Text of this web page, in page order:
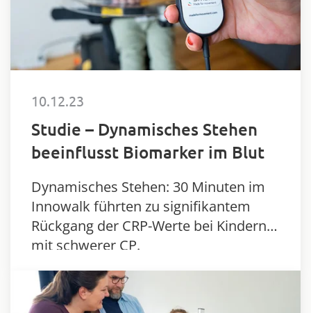
10.12.23
Studie – Dynamisches Stehen
beeinflusst Biomarker im Blut
Dynamisches Stehen: 30 Minuten im
Innowalk führten zu signifikantem
Rückgang der CRP-Werte bei Kindern
mit schwerer CP.